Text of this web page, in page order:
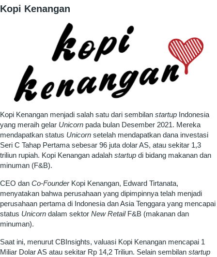
Kopi Kenangan
Kopi Kenangan menjadi salah satu dari sembilan startup Indonesia
yang meraih gelar Unicorn pada bulan Desember 2021. Mereka
mendapatkan status Unicorn setelah mendapatkan dana investasi
Seri C Tahap Pertama sebesar 96 juta dolar AS, atau sekitar 1,3
triliun rupiah. Kopi Kenangan adalah startup di bidang makanan dan
minuman (F&B).
CEO dan Co-FounderKopi Kenangan, Edward Tirtanata,
menyatakan bahwa perusahaan yang dipimpinnya telah menjadi
perusahaan pertama di Indonesia dan Asia Tenggara yang mencapai
status Unicorn dalam sektor New RetailF&B (makanan dan
minuman).
Saat ini, menurut CBInsights, valuasi Kopi Kenangan mencapai 1
Miliar Dolar AS atau sekitar Rp 14,2 Triliun. Selain sembilan startup